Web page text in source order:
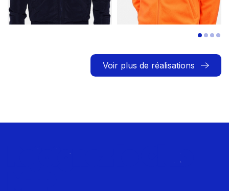
Voir plus de réalisations
Rejoignez le Club